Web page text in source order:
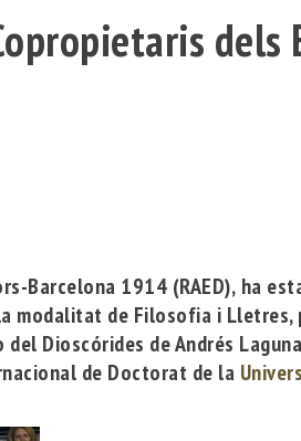
dels
Barcelona 1914 (RAED), ha
modalitat de Filosofia i Lletres,
Dioscórides de Andrés
de Doctorat de la